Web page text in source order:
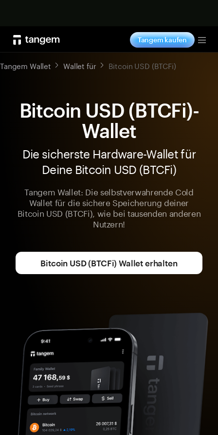
Tangem kaufen
Tangem Wallet Wallet für Bitcoin USD (BTCFi)
Bitcoin USD (BTCFi)-
Wallet
Die sicherste Hardware-Wallet für
Deine Bitcoin USD (BTCFi)
Tangem Wallet: Die selbstverwahrende Cold
Wallet für die sichere Speicherung deiner
Bitcoin USD (BTCFi), wie bei tausenden anderen
Nutzern!
Bitcoin USD (BTCFi) Wallet erhalten